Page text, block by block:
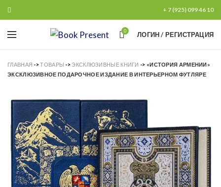
+ 7 (925) 099 46 10
0 ЛОГИН / РЕГИСТРАЦИЯ
ГЛАВНАЯ ->ТОВАРЫ -> ЭКСКЛЮЗИВНЫЕ КНИГИ -> «ИСТОРИЯ АРМЕНИИ»
ЭКСКЛЮЗИВНОЕ ПОДАРОЧНОЕ ИЗДАНИЕ В ИНТЕРЬЕРНОМ ФУТЛЯРЕ